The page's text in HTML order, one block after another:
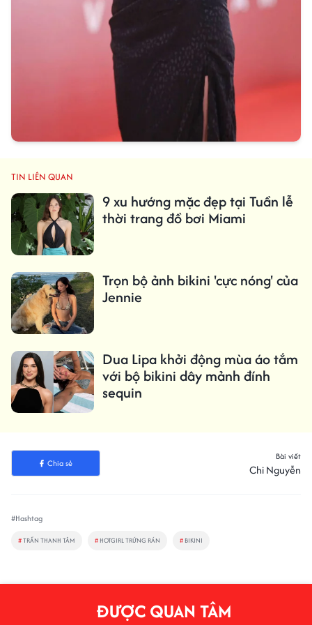
TIN LIÊN QUAN
9 xu hướng mặc đẹp tại Tuần lễ
thời trang đồ bơi Miami
Trọn bộ ảnh bikini 'cực nóng' của
Jennie
Dua Lipa khởi động mùa áo tắm
với bộ bikini dây mảnh đính
sequin
Chia sẻ
Bài viết
Chi Nguyễn
#Hashtag
#TRẦN THANH TÂM # HOTGIRL TRỨNG RÁN # BIKINI
ĐƯỢC QUAN TÂM